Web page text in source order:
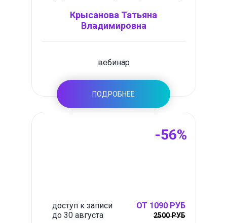
Крысанова Татьяна
Владимировна
вебинар
ПОДРОБНЕЕ
доступ к записи
до 30 августа
ОТ 1090 РУБ
2500 РУБ
-56%